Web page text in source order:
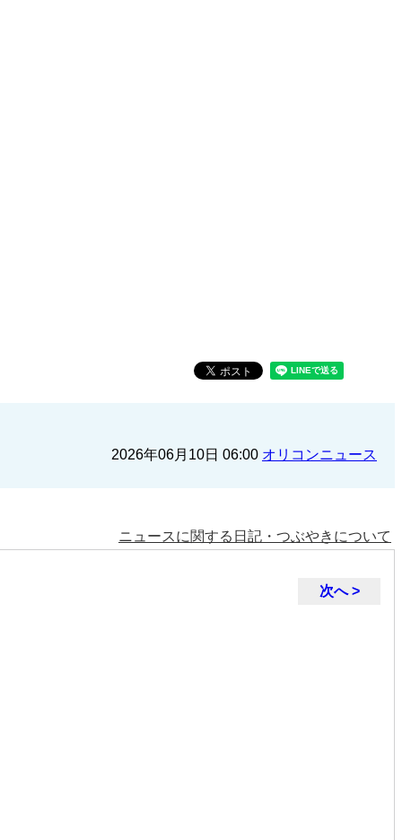
2026年06月10日 06:00 オリコンニュース
ニュースに関する日記・つぶやきについて
次へ >